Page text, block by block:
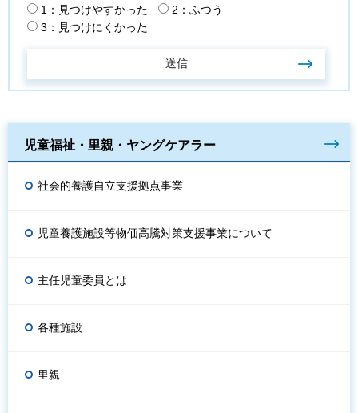
1：見つけやすかった
2：ふつう
3：見つけにくかった
児童福祉・里親・ヤングケアラー
社会的養護自立支援拠点事業
児童養護施設等物価高騰対策支援事業について
主任児童委員とは
各種施設
里親